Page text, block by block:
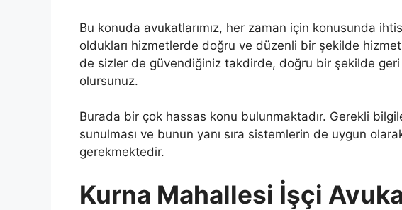
Bu konuda avukatlarımız, her zaman için konusunda
oldukları hizmetlerde doğru ve düzenli bir şekilde
de sizler de güvendiğiniz takdirde, doğru bir şekilde
olursunuz.
Burada bir çok hassas konu bulunmaktadır. Gerekli
sunulması ve bunun yanı sıra sistemlerin de uygun
gerekmektedir.
Kurna Mahallesi İşçi